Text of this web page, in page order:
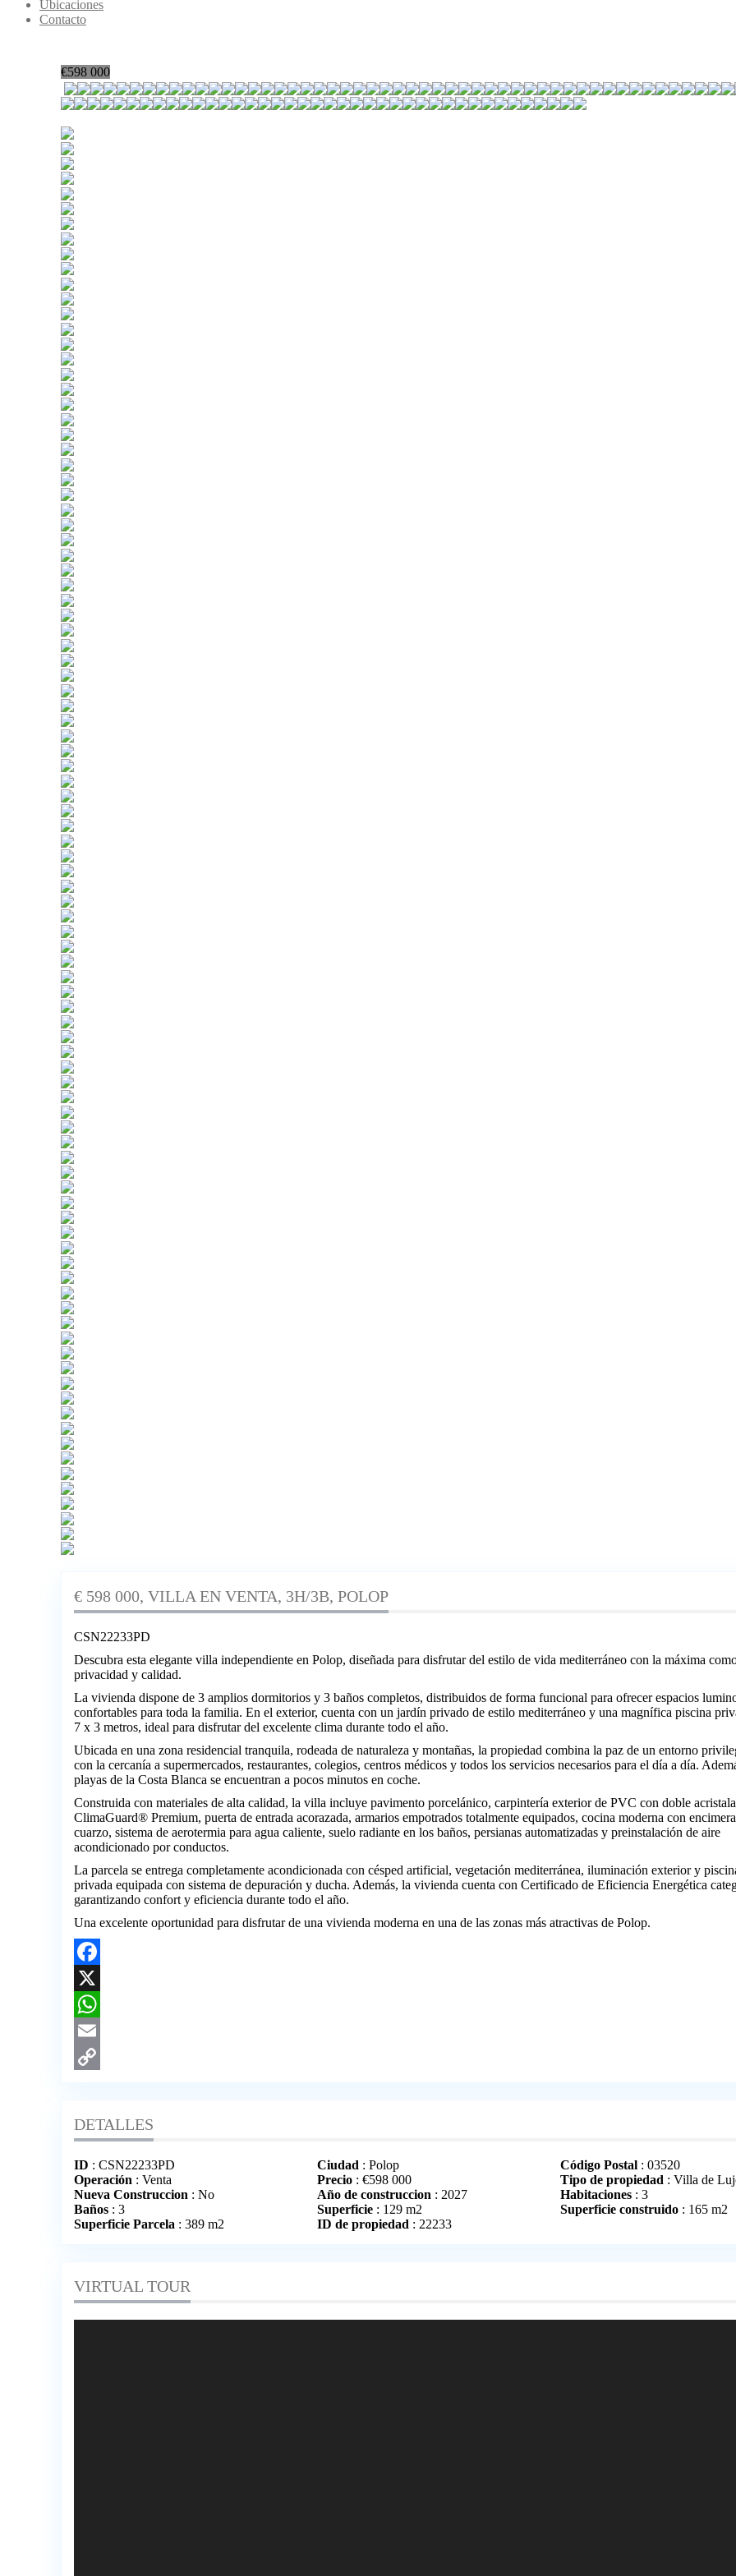
Ubicaciones
Contacto
€598 000
€ 598 000, VILLA EN VENTA, 3H/3B, POLOP
CSN22233PD
Descubra esta elegante villa independiente en Polop, diseñada para disfrutar del estilo de vida mediterráneo con la máxima
privacidad y calidad.
La vivienda dispone de 3 amplios dormitorios y 3 baños completos, distribuidos de forma funcional para ofrecer espacios
confortables para toda la familia. En el exterior, cuenta con un jardín privado de estilo mediterráneo y una magnífica piscina
7 x 3 metros, ideal para disfrutar del excelente clima durante todo el año.
Ubicada en una zona residencial tranquila, rodeada de naturaleza y montañas, la propiedad combina la paz de un entorno
con la cercanía a supermercados, restaurantes, colegios, centros médicos y todos los servicios necesarios para el día a día.
playas de la Costa Blanca se encuentran a pocos minutos en coche.
Construida con materiales de alta calidad, la villa incluye pavimento porcelánico, carpintería exterior de PVC con doble
ClimaGuard® Premium, puerta de entrada acorazada, armarios empotrados totalmente equipados, cocina moderna con
cuarzo, sistema de aerotermia para agua caliente, suelo radiante en los baños, persianas automatizadas y preinstalación de aire
acondicionado por conductos.
La parcela se entrega completamente acondicionada con césped artificial, vegetación mediterránea, iluminación exterior y
privada equipada con sistema de depuración y ducha. Además, la vivienda cuenta con Certificado de Eficiencia Energética
garantizando confort y eficiencia durante todo el año.
Una excelente oportunidad para disfrutar de una vivienda moderna en una de las zonas más atractivas de Polop.
Facebook
X
WhatsApp
Email
DETALLES
ID : CSN22233PD Ciudad : Polop Código Postal: 03520
Operación : Venta Precio :€598 000 Tipo de propiedad : Villa de
Nueva Construccion : No Año de construccion : 2027 Habitaciones: 3
Baños : 3 Superficie : 129 m2 Superficie construido: 165 m2
Superficie Parcela : 389 m2 ID de propiedad : 22233
VIRTUAL TOUR